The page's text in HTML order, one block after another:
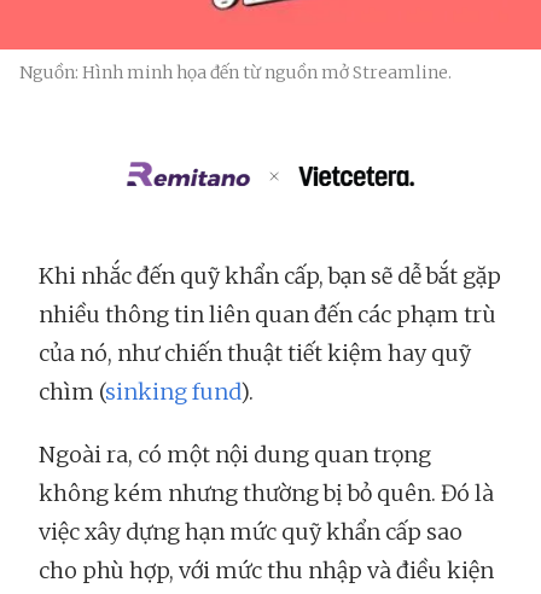
Nguồn: Hình minh họa đến từ nguồn mở Streamline.
Khi nhắc đến quỹ khẩn cấp, bạn sẽ dễ bắt gặp
nhiều thông tin liên quan đến các phạm trù
của nó, như chiến thuật tiết kiệm hay quỹ
chìm (sinking fund).
Ngoài ra, có một nội dung quan trọng
không kém nhưng thường bị bỏ quên. Đó là
việc xây dựng hạn mức quỹ khẩn cấp sao
cho phù hợp, với mức thu nhập và điều kiện